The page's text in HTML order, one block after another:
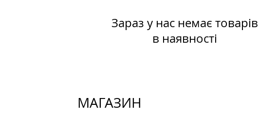
Зараз у нас немає товарів
в наявності
МАГАЗИН